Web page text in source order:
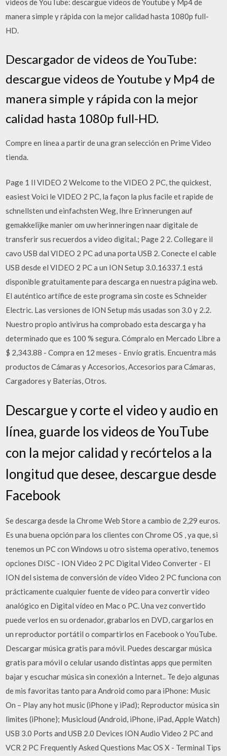
videos de YouTube: descargue videos de Youtube y Mp4 de
manera simple y rápida con la mejor calidad hasta 1080p full-
HD.
Descargador de videos de YouTube:
descargue videos de Youtube y Mp4 de
manera simple y rápida con la mejor
calidad hasta 1080p full-HD.
Compre en línea a partir de una gran selección en Prime Video
tienda.
Page 1 Il VIDEO 2 Welcome to the VIDEO 2 PC, the quickest,
easiest Voici le VIDEO 2 PC, la façon la plus facile et rapide de
schnellsten und einfachsten Weg, Ihre Erinnerungen auf
gemakkelijke manier om uw herinneringen naar digitale de
transferir sus recuerdos a video digital.; Page 2 2. Collegare il
cavo USB dal VIDEO 2 PC ad una porta USB 2. Conecte el cable
USB desde el VIDEO 2 PC a un ION Setup 3.0.16337.1 está
disponible gratuitamente para descarga en nuestra página web.
El auténtico artífice de este programa sin coste es Schneider
Electric. Las versiones de ION Setup más usadas son 3.0 y 2.2.
Nuestro propio antivirus ha comprobado esta descarga y ha
determinado que es 100 % segura. Cómpralo en Mercado Libre a
$ 2,343.88 - Compra en 12 meses - Envío gratis. Encuentra más
productos de Cámaras y Accesorios, Accesorios para Cámaras,
Cargadores y Baterías, Otros.
Descargue y corte el video y audio en
línea, guarde los videos de YouTube
con la mejor calidad y recórtelos a la
longitud que desee, descargue desde
Facebook
Se descarga desde la Chrome Web Store a cambio de 2,29 euros.
Es una buena opción para los clientes con Chrome OS , ya que, si
tenemos un PC con Windows u otro sistema operativo, tenemos
opciones DISC - ION Video 2 PC Digital Video Converter - El
ION del sistema de conversión de vídeo Video 2 PC funciona con
prácticamente cualquier fuente de vídeo para convertir vídeo
analógico en Digital vídeo en Mac o PC. Una vez convertido
puede verlos en su ordenador, grabarlos en DVD, cargarlos en
un reproductor portátil o compartirlos en Facebook o YouTube.
Descargar música gratis para móvil. Puedes descargar música
gratis para móvil o celular usando distintas apps que permiten
bajar y escuchar música sin conexión a Internet.. Te dejo algunas
de mis favoritas tanto para Android como para iPhone: Music
On – Play any hot music (iPhone y iPad); Reproductor música sin
limites (iPhone); Musicloud (Android, iPhone, iPad, Apple Watch)
USB 3.0 Ports and USB 2.0 Devices ION Audio Video 2 PC and
VCR 2 PC Frequently Asked Questions Mac OS X - Terminal Tips